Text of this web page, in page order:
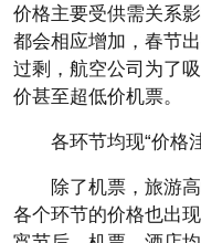
价格主要受供需关系
都会相应增加，春节
过剩，航空公司为了
价甚至超低价机票。
各环节均现“价格
除了机票，旅游
各个环节的价格也出